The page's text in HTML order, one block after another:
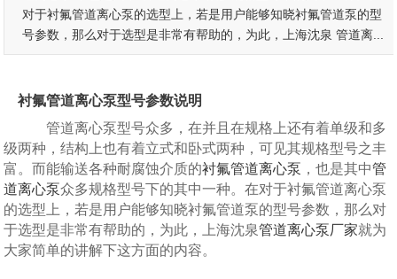
对于衬氟管道离心泵的选型上，若是用户能够知晓衬氟管道泵的型
号参数，那么对于选型是非常有帮助的，为此，上海沈泉 管道离...
衬氟管道离心泵型号参数说明
管道离心泵型号众多，在并且在规格上还有着单级和多
级两种，结构上也有着立式和卧式两种，可见其规格型号之丰
富。而能输送各种耐腐蚀介质的衬氟管道离心泵 ，也是其中管
道离心泵众多规格型号下的其中一种。在对于衬氟管道离心泵
的选型上，若是用户能够知晓衬氟管道泵的型号参数，那么对
于选型是非常有帮助的，为此，上海沈泉管道离心泵厂家就为
大家简单的讲解下这方面的内容。